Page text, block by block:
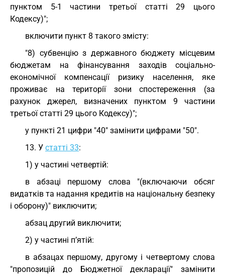
пунктом 5-1 частини третьої статті 29 цього
Кодексу)";
включити пункт 8 такого змісту:
"8) субвенцію з державного бюджету місцевим
бюджетам на фінансування заходів соціально-
економічної компенсації ризику населення, яке
проживає на території зони спостереження (за
рахунок джерел, визначених пунктом 9 частини
третьої статті 29 цього Кодексу)";
у пункті 21 цифри "40" замінити цифрами "50".
13. У статті 33:
1) у частині четвертій:
в абзаці першому слова "(включаючи обсяг
видатків та надання кредитів на національну безпеку
і оборону)" виключити;
абзац другий виключити;
2) у частині п’ятій:
в абзацах першому, другому і четвертому слова
"пропозицій до Бюджетної декларації" замінити